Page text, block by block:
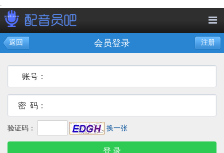
.
返回 会员登录 注册
账号：
密 码：
验证码： 换一张